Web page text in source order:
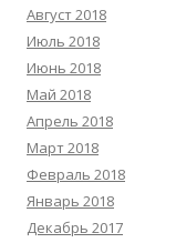
Август 2018
Июль 2018
Июнь 2018
Май 2018
Апрель 2018
Март 2018
Февраль 2018
Январь 2018
Декабрь 2017